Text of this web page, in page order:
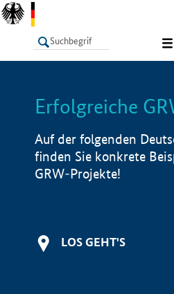
LISTE
Erfolgreiche
Auf der folgenden
finden Sie konkrete
GRW-Projekte!
LOS GEHT'S